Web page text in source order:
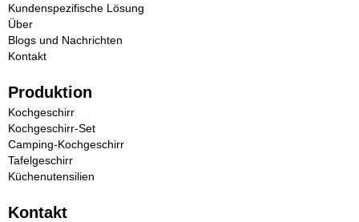
Kundenspezifische Lösung
Über
Blogs und Nachrichten
Kontakt
Produktion
Kochgeschirr
Kochgeschirr-Set
Camping-Kochgeschirr
Tafelgeschirr
Küchenutensilien
Kontakt